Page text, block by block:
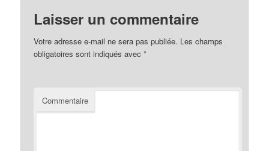
Laisser un commentaire
Votre adresse e-mail ne sera pas publiée. Les champs
obligatoires sont indiqués avec*
Commentaire